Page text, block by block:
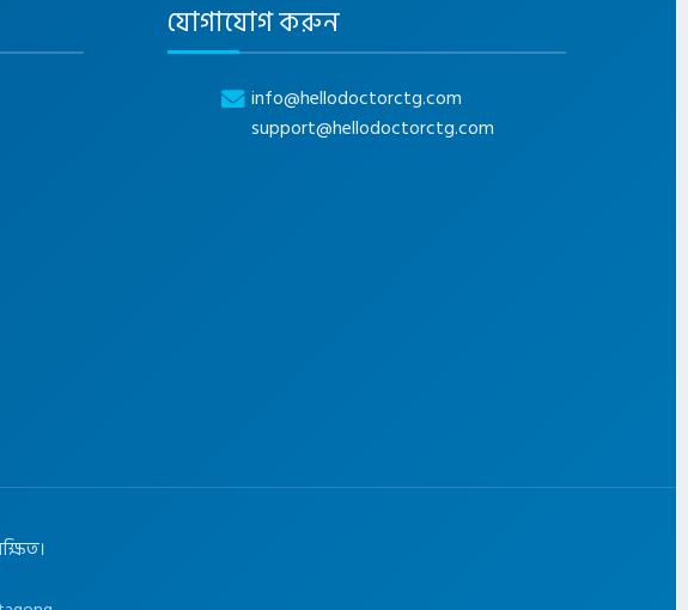
যোগাযোগ করুন
info@hellodoctorctg.com
support@hellodoctorctg.com